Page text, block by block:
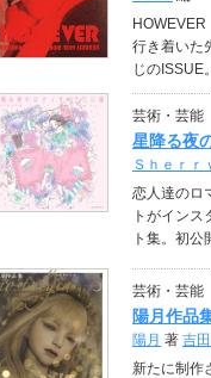
行き着いた
じのISSUE
芸術・芸能
星降る夜
Ｓｈｅｒ
恋人達のロ
トがイン
ト集。初公
芸術・芸能
陽月作品
陽月 著 吉
新たに制作